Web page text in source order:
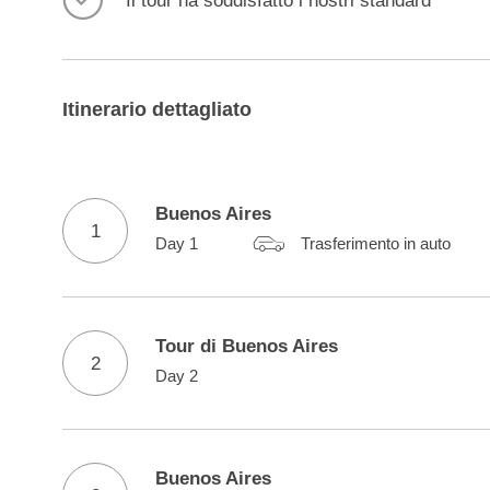
Itinerario dettagliato
1
Buenos Aires
Day 1 Trasferimento in auto
2
Tour di Buenos Aires
Day 2
Buenos Aires